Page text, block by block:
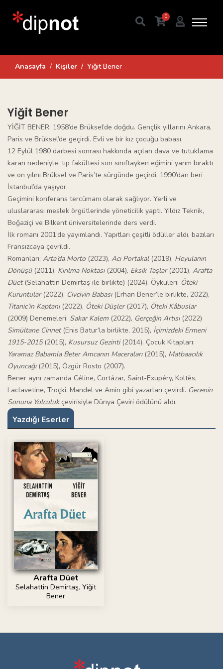
0
Anasayfa Kişiler Yiğit Bener
Yiğit Bener
YİĞİT BENER: 1958’de Brüksel’de doğdu. Gençlik yıllarını Ankara,
Paris ve Brüksel’de geçirdi. Evli ve bir kız çocuğu babası.
12 Eylül 1980 darbesi sonrası hakkında açılan dava ve tutuklama
kararı nedeniyle, tıp fakültesi son sınıftayken eğimini yarım bıraktı
ve on yılını Brüksel ve Paris’te sürgünde geçirdi. 1990’dan beri
İstanbul’da yaşıyor.
Geçimini konferans tercümanı olarak sağlıyor. Yerli ve
uluslararası meslek örgütlerinde yöneticilik yaptı. Yıldız Teknik,
Boğaziçi ve Bilkent üniversitelerinde ders verdi.
İlk romanı 2001’de yayımlandı. Yapıtları çeşitli ödüller aldı, bazıları
Fransızcaya çevrildi.
Romanları: Arta’da Morto (2023), Acı Portakal(2019), Heyulanın
Dönüşü(2011), Kırılma Noktası(2004), Eksik Taşlar(2001), Arafta
Düet(Selahattin Demirtaş ile birlikte) (2024). Öyküleri: Öteki
Kuruntular(2022), Civcivin Babası(Erhan Bener’le birlikte, 2022),
Titanic’in Kaptanı(2022), Öteki Düşler(2017), Öteki Kâbuslar
(2009) Denemeleri: Sakar Kalem (2022), Gerçeğin Artısı(2022)
Simültane Cinnet(Enis Batur’la birlikte, 2015), İçimizdeki Ermeni
1915-2015(2015), Kusursuz Gezinti(2014). Çocuk Kitapları:
Yaramaz Babamla Beter Amcanın Maceraları(2015), Matbaacılık
Oyuncağı(2015), Özgür Rosto (2007).
Bener aynı zamanda Céline, Cortázar, Saint-Exupéry, Koltès,
Laclavetine, Troçki, Mandel ve Amin gibi yazarları çevirdi. Gecenin
Sonuna Yolculukçevirisiyle Dünya Çeviri ödülünü aldı.
Yazdığı Eserler
Arafta Düet
Selahattin Demirtaş, Yiğit
Bener